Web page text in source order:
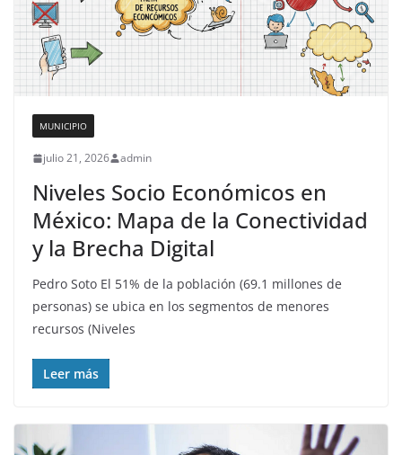
MUNICIPIO
julio 21, 2026 admin
Niveles Socio Económicos en
México: Mapa de la Conectividad
y la Brecha Digital
Pedro Soto El 51% de la población (69.1 millones de
personas) se ubica en los segmentos de menores
recursos (Niveles
Leer más